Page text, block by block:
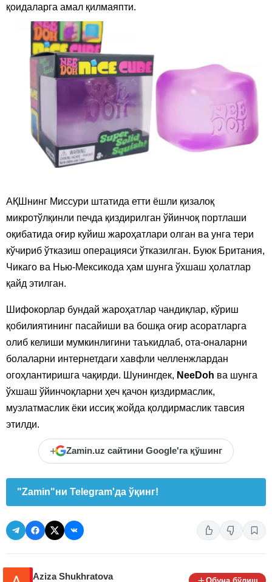
қоидаларга амал қилмаяпти.
АҚШнинг Миссури штатида етти ёшли қизалоқ
микротўлқинли печда қиздирилган ўйинчоқ портлаши
оқибатида оғир куйиш жароҳатлари олган ва унга тери
кўчириб ўтказиш операцияси ўтказилган. Буюк Британия,
Чикаго ва Нью-Мексикода ҳам шунга ўхшаш ҳолатлар
қайд этилган.
Шифокорлар бундай жароҳатлар чандиқлар, кўриш
қобилиятининг пасайиши ва бошқа оғир асоратларга
олиб келиши мумкинлигини таъкидлаб, ота-оналарни
болаларни интернетдаги хавфли челленжлардан
огоҳлантиришга чақирди. Шунингдек, NeeDoh ва шунга
ўхшаш ўйинчоқларни ҳеч қачон қиздирмаслик,
музлатмаслик ёки иссиқ жойда қолдирмаслик тавсия
этилди.
+ Zamin.uz сайтини Google'га қўшинг
"Zamin"ни Telegram'да ўқинг!
Aziza Shukhratova